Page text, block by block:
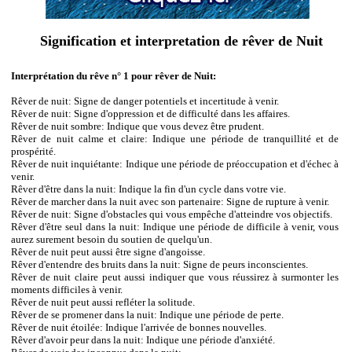
Signification et interpretation de rêver de Nuit
Interprétation du rêve n° 1 pour rêver de Nuit:
Rêver de nuit: Signe de danger potentiels et incertitude à venir.
Rêver de nuit: Signe d'oppression et de difficulté dans les affaires.
Rêver de nuit sombre: Indique que vous devez être prudent.
Rêver de nuit calme et claire: Indique une période de tranquillité et de
prospérité.
Rêver de nuit inquiétante: Indique une période de préoccupation et d'échec à
venir.
Rêver d'être dans la nuit: Indique la fin d'un cycle dans votre vie.
Rêver de marcher dans la nuit avec son partenaire: Signe de rupture à venir.
Rêver de nuit: Signe d'obstacles qui vous empêche d'atteindre vos objectifs.
Rêver d'être seul dans la nuit: Indique une période de difficile à venir, vous
aurez surement besoin du soutien de quelqu'un.
Rêver de nuit peut aussi être signe d'angoisse.
Rêver d'entendre des bruits dans la nuit: Signe de peurs inconscientes.
Rêver de nuit claire peut aussi indiquer que vous réussirez à surmonter les
moments difficiles à venir.
Rêver de nuit peut aussi refléter la solitude.
Rêver de se promener dans la nuit: Indique une période de perte.
Rêver de nuit étoilée: Indique l'arrivée de bonnes nouvelles.
Rêver d'avoir peur dans la nuit: Indique une période d'anxiété.